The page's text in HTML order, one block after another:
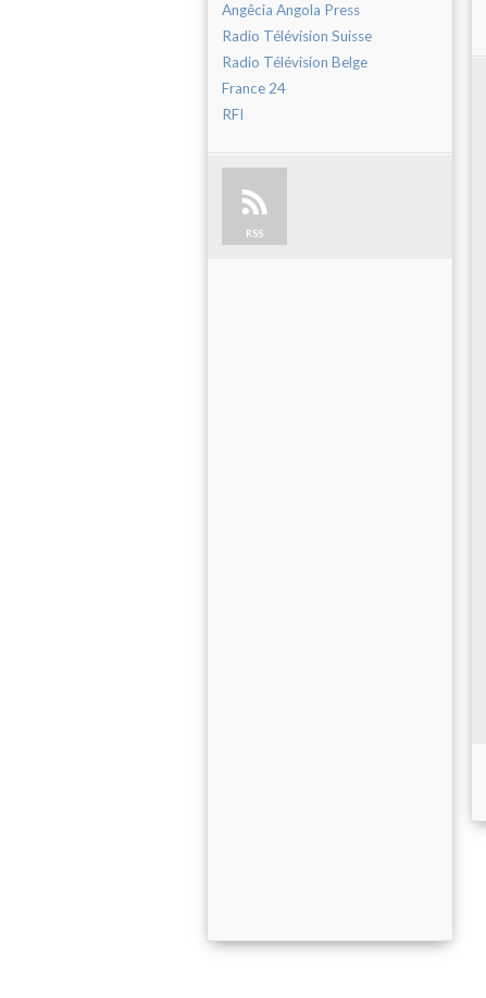
Angêcia Angola Press
Radio Télévision Suisse
Radio Télévision Belge
France 24
RFI
RSS